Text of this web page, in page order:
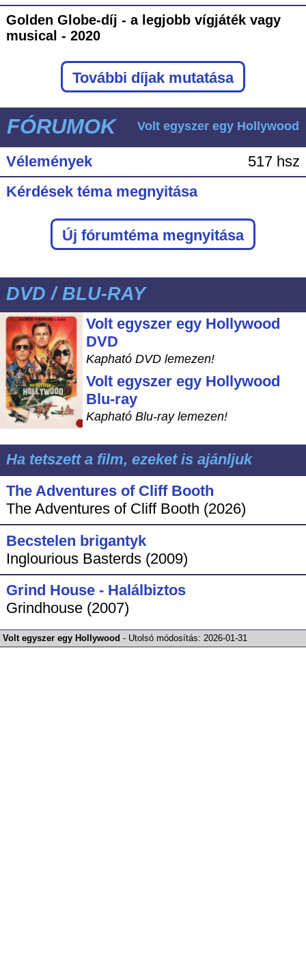
Golden Globe-díj - a legjobb vígjáték vagy
musical - 2020
További díjak mutatása
FÓRUMOK Volt egyszer egy Hollywood
Vélemények
517 hsz
Kérdések téma megnyitása
Új fórumtéma megnyitása
DVD / BLU-RAY
Volt egyszer egy Hollywood
DVD
Kapható DVD lemezen!
Volt egyszer egy Hollywood
Blu-ray
Kapható Blu-ray lemezen!
Ha tetszett a film, ezeket is ajánljuk
The Adventures of Cliff Booth
The Adventures of Cliff Booth (2026)
Becstelen brigantyk
Inglourious Basterds (2009)
Grind House - Halálbiztos
Grindhouse (2007)
Volt egyszer egy Hollywood - Utolsó módosítás:2026-01-31